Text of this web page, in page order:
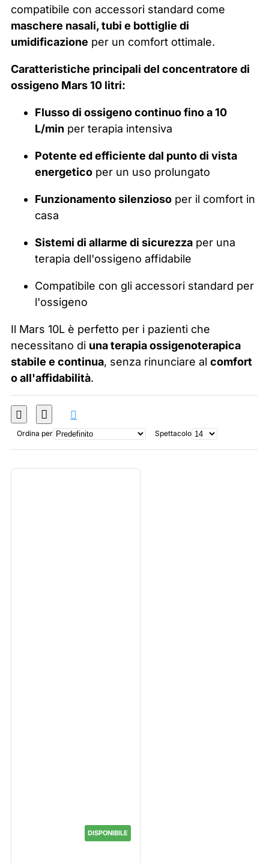
compatibile con accessori standard come
maschere nasali, tubi e bottiglie di
umidificazione per un comfort ottimale.
Caratteristiche principali del concentratore di
ossigeno Mars 10 litri:
Flusso di ossigeno continuo fino a 10
L/min per terapia intensiva
Potente ed efficiente dal punto di vista
energetico per un uso prolungato
Funzionamento silenzioso per il comfort in
casa
Sistemi di allarme di sicurezza per una
terapia dell'ossigeno affidabile
Compatibile con gli accessori standard per
l'ossigeno
Il Mars 10L è perfetto per i pazienti che
necessitano di una terapia ossigenoterapica
stabile e continua, senza rinunciare al comfort
o all'affidabilità.
Ordina per Spettacolo
DISPONIBILE